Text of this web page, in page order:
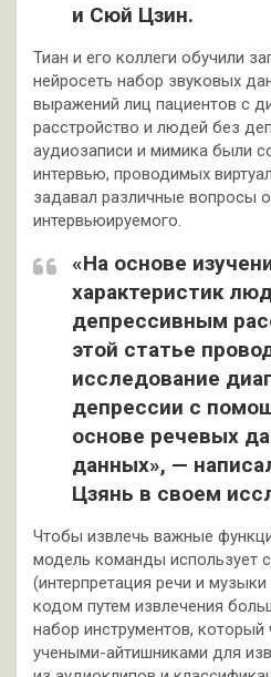
и Сюй Цзин.
Тиан и его коллеги обучили
нейросеть набор звуковых
выражений лиц пациентов с
расстройство и людей без
аудиозаписи и мимика были
интервью, проводимых
задавал различные вопросы
интервьюируемого.
«На основе
характеристик
депрессивным
этой статье
исследование
депрессии с
основе речевых
данных», —
Цзянь в своем
Чтобы извлечь важные
модель команды использует
(интерпретация речи и
кодом путем извлечения
набор инструментов, который
учеными-айтишниками для